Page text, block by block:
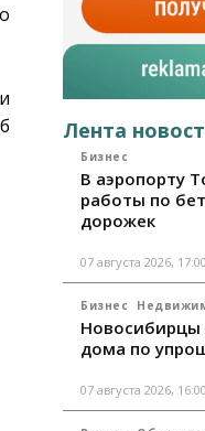
Лента
Бизнес
В аэропорту
работы по
дорожек
07 августа 2026, 17:00
Бизнес
Новосибирцы
дома по
07 августа 2026, 16:00